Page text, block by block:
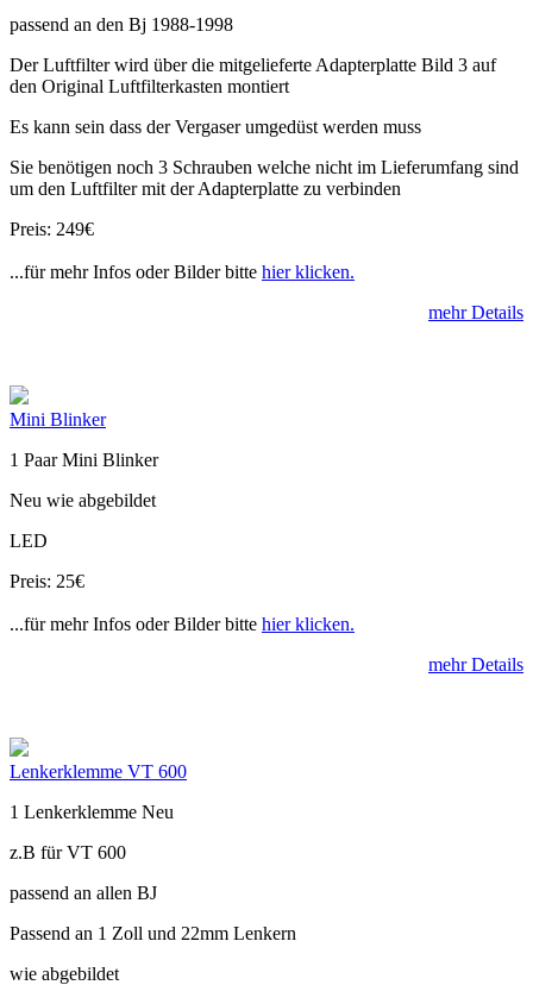
passend an den Bj 1988-1998
Der Luftfilter wird über die mitgelieferte Adapterplatte Bild 3 auf
den Original Luftfilterkasten montiert
Es kann sein dass der Vergaser umgedüst werden muss
Sie benötigen noch 3 Schrauben welche nicht im Lieferumfang sind
um den Luftfilter mit der Adapterplatte zu verbinden
Preis: 249€
...für mehr Infos oder Bilder bitte hier klicken.
mehr Details
Mini Blinker
1 Paar Mini Blinker
Neu wie abgebildet
LED
Preis: 25€
...für mehr Infos oder Bilder bitte hier klicken.
mehr Details
Lenkerklemme VT 600
1 Lenkerklemme Neu
z.B für VT 600
passend an allen BJ
Passend an 1 Zoll und 22mm Lenkern
wie abgebildet